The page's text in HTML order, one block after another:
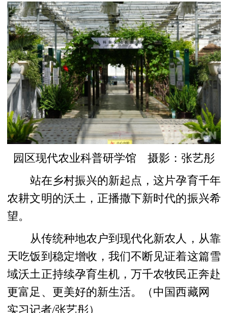
园区现代农业科普研学馆 摄影：张艺彤
站在乡村振兴的新起点，这片孕育千年
农耕文明的沃土，正播撒下新时代的振兴希
望。
从传统种地农户到现代化新农人，从靠
天吃饭到稳定增收，我们不断见证着这篇雪
域沃土正持续孕育生机，万千农牧民正奔赴
更富足、更美好的新生活。（中国西藏网
实习记者/张艺彤）